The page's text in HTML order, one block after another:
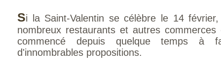
Si la Saint-Valentin se célèbre le 14
nombreux restaurants et autres commerces
commencé depuis quelque temps à
d'innombrables propositions.